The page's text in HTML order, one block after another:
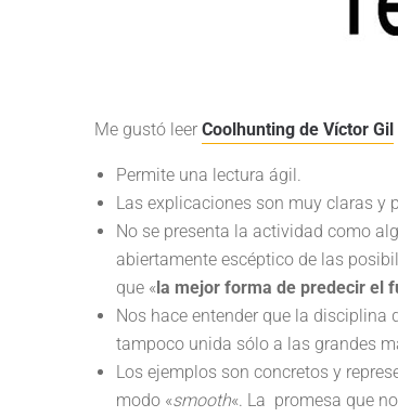
Me gustó leer Coolhunting de Víctor Gil
Permite una lectura ágil.
Las explicaciones son muy claras y
No se presenta la actividad como
abiertamente escéptico de las
que «la mejor forma de predecir el
Nos hace entender que la
tampoco unida sólo a las grandes
Los ejemplos son concretos y
modo «smooth«. La promesa que